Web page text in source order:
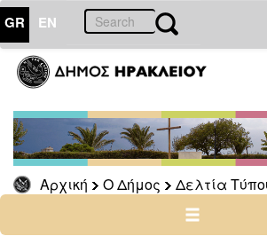
GR EN
Αρχική Ο Δήμος Δελτία
ΔΗΜΟΣ
Δελτία
Τύπου
Αρχείο